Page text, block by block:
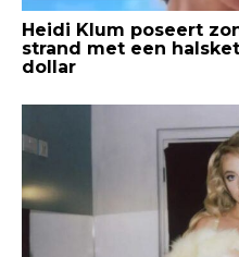
Heidi Klum poseert
strand met een
dollar